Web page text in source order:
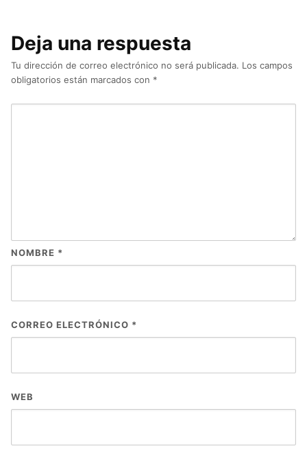
Deja una respuesta
Tu dirección de correo electrónico no será publicada. Los campos
obligatorios están marcados con *
NOMBRE *
CORREO ELECTRÓNICO *
WEB